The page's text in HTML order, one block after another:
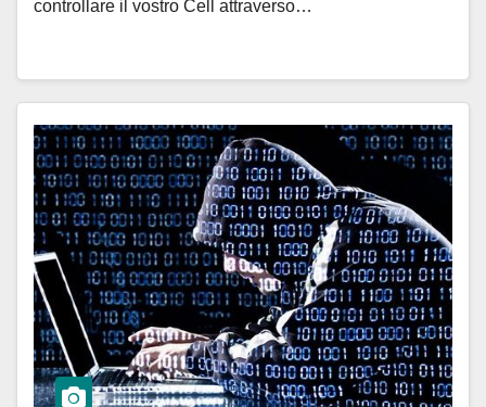
controllare il vostro Cell attraverso…